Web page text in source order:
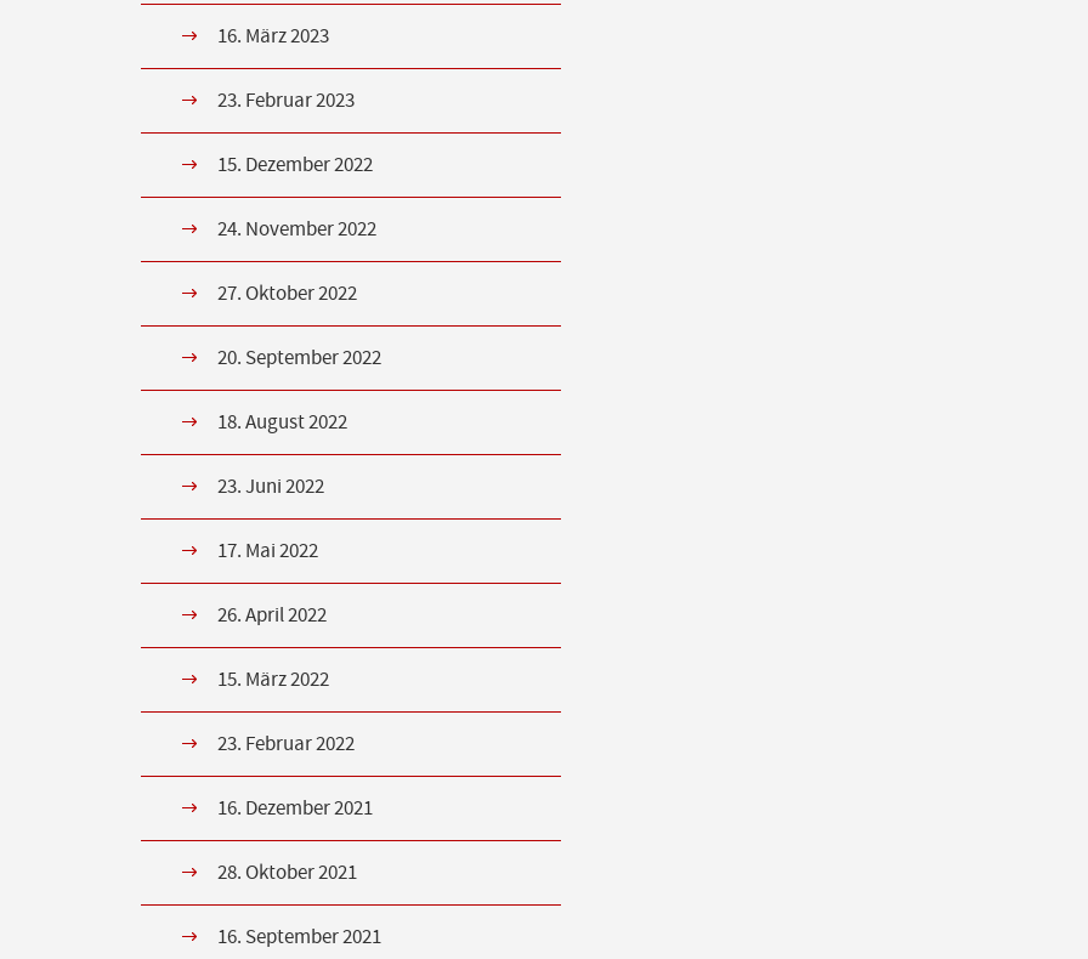
16. März 2023
23. Februar 2023
15. Dezember 2022
24. November 2022
27. Oktober 2022
20. September 2022
18. August 2022
23. Juni 2022
17. Mai 2022
26. April 2022
15. März 2022
23. Februar 2022
16. Dezember 2021
28. Oktober 2021
16. September 2021